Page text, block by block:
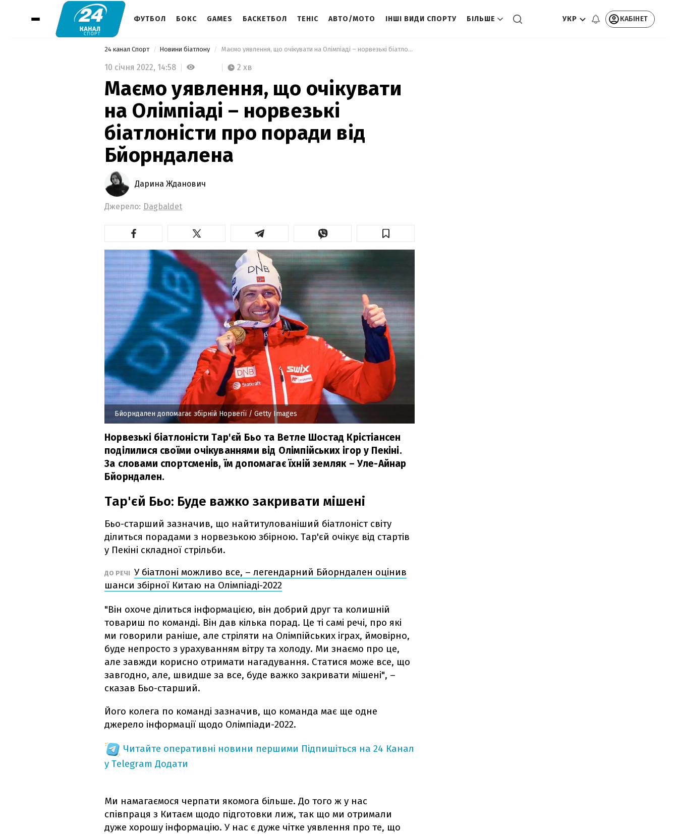
ФУТБОЛ БОКС GAMES БАСКЕТБОЛ ТЕНІС АВТО/МОТО ІНШІ ВИДИ СПОРТУ БІЛЬШЕ УКР КАБІНЕТ
24 канал Спорт Новини біатлону Маємо уявлення, що очікувати на Олімпіаді – норвезькі біатлоністи про поради від Бйорндалена
10 січня 2022, 14:58 2 хв
Маємо уявлення, що очікувати
на Олімпіаді – норвезькі
біатлоністи про поради від
Бйорндалена
Дарина Жданович
Джерело: Dagbaldet
Бйорндален допомагає збірній Норвегії / Getty Images
Норвезькі біатлоністи Тар'єй Бьо та Ветле Шостад Крістіансен
поділилися своїми очікуваннями від Олімпійських ігор у Пекіні.
За словами спортсменів, їм допомагає їхній земляк – Уле-Айнар
Бйорндален.
Тар'єй Бьо: Буде важко закривати мішені
Бьо-старший зазначив, що найтитулованіший біатлоніст світу
ділиться порадами з норвезькою збірною. Тар'єй очікує від стартів
у Пекіні складної стрільби.
ДО РЕЧІ У біатлоні можливо все, – легендарний Бйорндален оцінив
шанси збірної Китаю на Олімпіаді-2022
"Він охоче ділиться інформацією, він добрий друг та колишній
товариш по команді. Він дав кілька порад. Це ті самі речі, про які
ми говорили раніше, але стріляти на Олімпійських іграх, ймовірно,
буде непросто з урахуванням вітру та холоду. Ми знаємо про це,
але завжди корисно отримати нагадування. Статися може все, що
завгодно, але, швидше за все, буде важко закривати мішені", –
сказав Бьо-старший.
Його колега по команді зазначив, що команда має ще одне
джерело інформації щодо Олімпіади-2022.
Читайте оперативні новини першими Підпишіться на 24 Канал
у Telegram Додати
Ми намагаємося черпати якомога більше. До того ж у нас
співпраця з Китаєм щодо підготовки лиж, так що ми отримали
дуже хорошу інформацію. У нас є дуже чітке уявлення про те, що